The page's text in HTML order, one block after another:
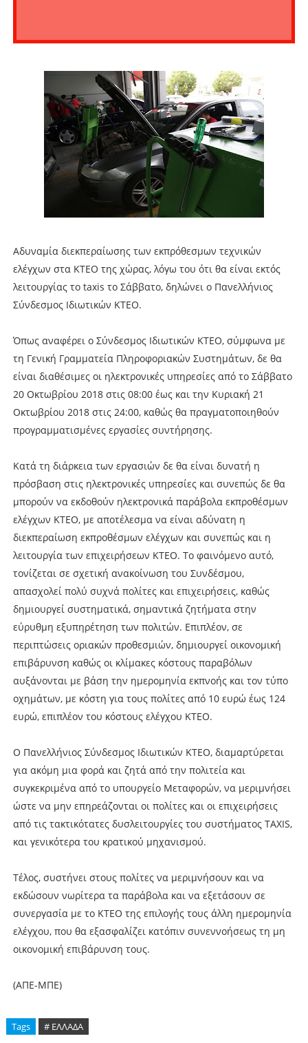
Αδυναμία διεκπεραίωσης των εκπρόθεσμων τεχνικών
ελέγχων στα ΚΤΕΟ της χώρας, λόγω του ότι θα είναι εκτός
λειτουργίας το taxis το Σάββατο, δηλώνει ο Πανελλήνιος
Σύνδεσμος Ιδιωτικών ΚΤΕΟ.
Όπως αναφέρει ο Σύνδεσμος Ιδιωτικών ΚΤΕΟ, σύμφωνα με
τη Γενική Γραμματεία Πληροφοριακών Συστημάτων, δε θα
είναι διαθέσιμες οι ηλεκτρονικές υπηρεσίες από το Σάββατο
20 Οκτωβρίου 2018 στις 08:00 έως και την Κυριακή 21
Οκτωβρίου 2018 στις 24:00, καθώς θα πραγματοποιηθούν
προγραμματισμένες εργασίες συντήρησης.
Κατά τη διάρκεια των εργασιών δε θα είναι δυνατή η
πρόσβαση στις ηλεκτρονικές υπηρεσίες και συνεπώς δε θα
μπορούν να εκδοθούν ηλεκτρονικά παράβολα εκπροθέσμων
ελέγχων ΚΤΕΟ, με αποτέλεσμα να είναι αδύνατη η
διεκπεραίωση εκπροθέσμων ελέγχων και συνεπώς και η
λειτουργία των επιχειρήσεων ΚΤΕΟ. Το φαινόμενο αυτό,
τονίζεται σε σχετική ανακοίνωση του Συνδέσμου,
απασχολεί πολύ συχνά πολίτες και επιχειρήσεις, καθώς
δημιουργεί συστηματικά, σημαντικά ζητήματα στην
εύρυθμη εξυπηρέτηση των πολιτών. Επιπλέον, σε
περιπτώσεις οριακών προθεσμιών, δημιουργεί οικονομική
επιβάρυνση καθώς οι κλίμακες κόστους παραβόλων
αυξάνονται με βάση την ημερομηνία εκπνοής και τον τύπο
οχημάτων, με κόστη για τους πολίτες από 10 ευρώ έως 124
ευρώ, επιπλέον του κόστους ελέγχου ΚΤΕΟ.
Ο Πανελλήνιος Σύνδεσμος Ιδιωτικών ΚΤΕΟ, διαμαρτύρεται
για ακόμη μια φορά και ζητά από την πολιτεία και
συγκεκριμένα από το υπουργείο Μεταφορών, να μεριμνήσει
ώστε να μην επηρεάζονται οι πολίτες και οι επιχειρήσεις
από τις τακτικότατες δυσλειτουργίες του συστήματος TAXIS,
και γενικότερα του κρατικού μηχανισμού.
Τέλος, συστήνει στους πολίτες να μεριμνήσουν και να
εκδώσουν νωρίτερα τα παράβολα και να εξετάσουν σε
συνεργασία με το ΚΤΕΟ της επιλογής τους άλλη ημερομηνία
ελέγχου, που θα εξασφαλίζει κατόπιν συνεννοήσεως τη μη
οικονομική επιβάρυνση τους.
(ΑΠΕ-ΜΠΕ)
Tags # ΕΛΛΑΔΑ